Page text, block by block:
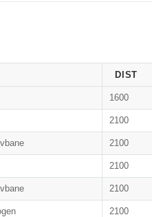
DIST
1600
2100
2100
2100
2100
2100